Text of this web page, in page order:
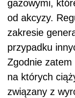
gazowymi,
od akcyzy.
zakresie
przypadku
Zgodnie zatem
na których
związany z